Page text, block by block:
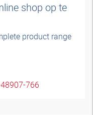
shop op te
product range
766